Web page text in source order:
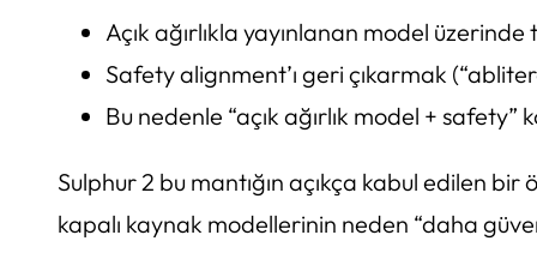
Açık ağırlıkla yayınlanan model
Safety alignment’ı geri çıkarmak
Bu nedenle “açık ağırlık model +
Sulphur 2 bu mantığın açıkça kabul edilen
kapalı kaynak modellerinin neden “daha